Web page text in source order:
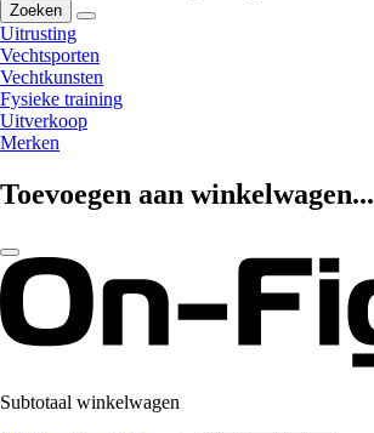
Zoeken
Uitrusting
Vechtsporten
Vechtkunsten
Fysieke training
Uitverkoop
Merken
Toevoegen aan winkelwagen...
Subtotaal winkelwagen